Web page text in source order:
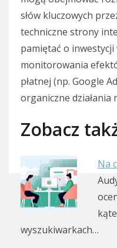
słów kluczowych
techniczne strony
pamiętać o
monitorowania
płatnej (np. Google
organiczne działania
Zobacz
Na
wyszukiwarkach…